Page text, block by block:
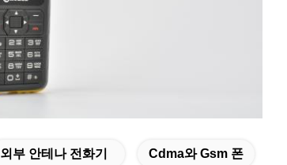
외부 안테나 전화기 Cdma와 Gsm 폰